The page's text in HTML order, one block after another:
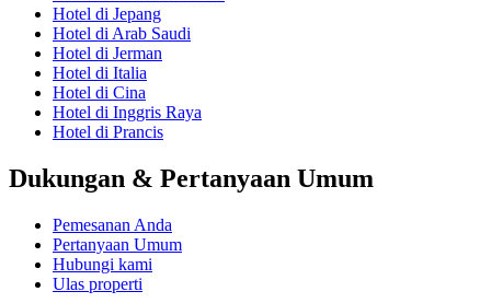
Hotel di Jepang
Hotel di Arab Saudi
Hotel di Jerman
Hotel di Italia
Hotel di Cina
Hotel di Inggris Raya
Hotel di Prancis
Dukungan & Pertanyaan Umum
Pemesanan Anda
Pertanyaan Umum
Hubungi kami
Ulas properti